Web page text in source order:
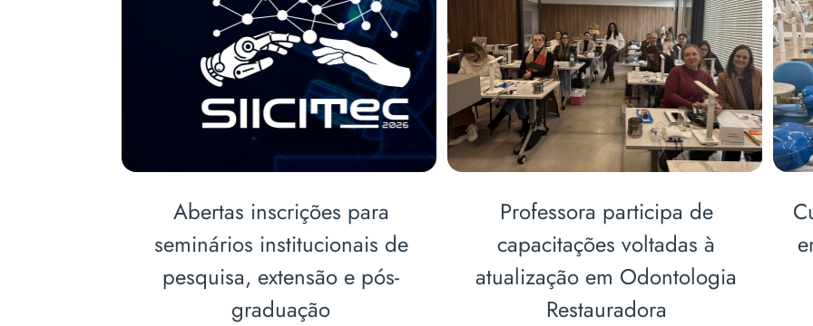
Professora participa de
capacitações voltadas à
atualização em Odontologia
Restauradora
Curso de Odontologia amplia
ensino pré-clínico com novas
tecnologias